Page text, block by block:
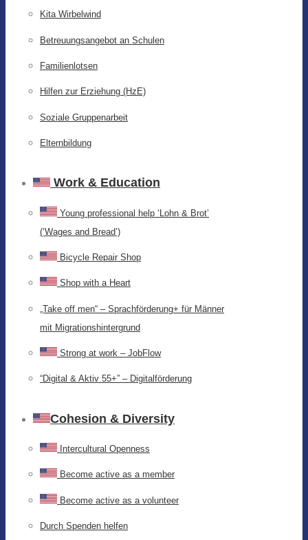
Kita Wirbelwind
Betreuungsangebot an Schulen
Familienlotsen
Hilfen zur Erziehung (HzE)
Soziale Gruppenarbeit
Elternbildung
Work & Education
Young professional help ‘Lohn & Brot’
(‘Wages and Bread’)
Bicycle Repair Shop
Shop with a Heart
„Take off men“ – Sprachförderung+ für Männer
mit Migrationshintergrund
Strong at work – JobFlow
“Digital & Aktiv 55+” – Digitalförderung
Cohesion & Diversity
Intercultural Openness
Become active as a member
Become active as a volunteer
Durch Spenden helfen